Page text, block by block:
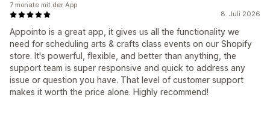
8. Juli 2026
Appointo is a great app, it gives us all the functionality we
need for scheduling arts & crafts class events on our Shopify
store. It's powerful, flexible, and better than anything, the
support team is super responsive and quick to address any
issue or question you have. That level of customer support
makes it worth the price alone. Highly recommend!
7 monate mit der App